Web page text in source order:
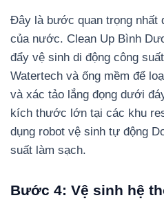
Đây là bước quan trọng nhất
của nước. Clean Up Bình
đẩy vệ sinh di động công
Watertech và ống mềm để
và xác tảo lắng đọng dưới
kích thước lớn tại các khu
dụng robot vệ sinh tự động
suất làm sạch.
Bước 4: Vệ sinh hệ